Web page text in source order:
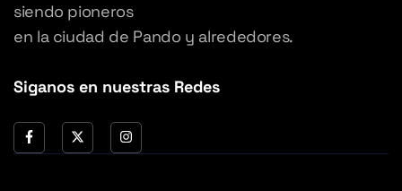
siendo pioneros
en la ciudad de Pando y alrededores.
Siganos en nuestras Redes